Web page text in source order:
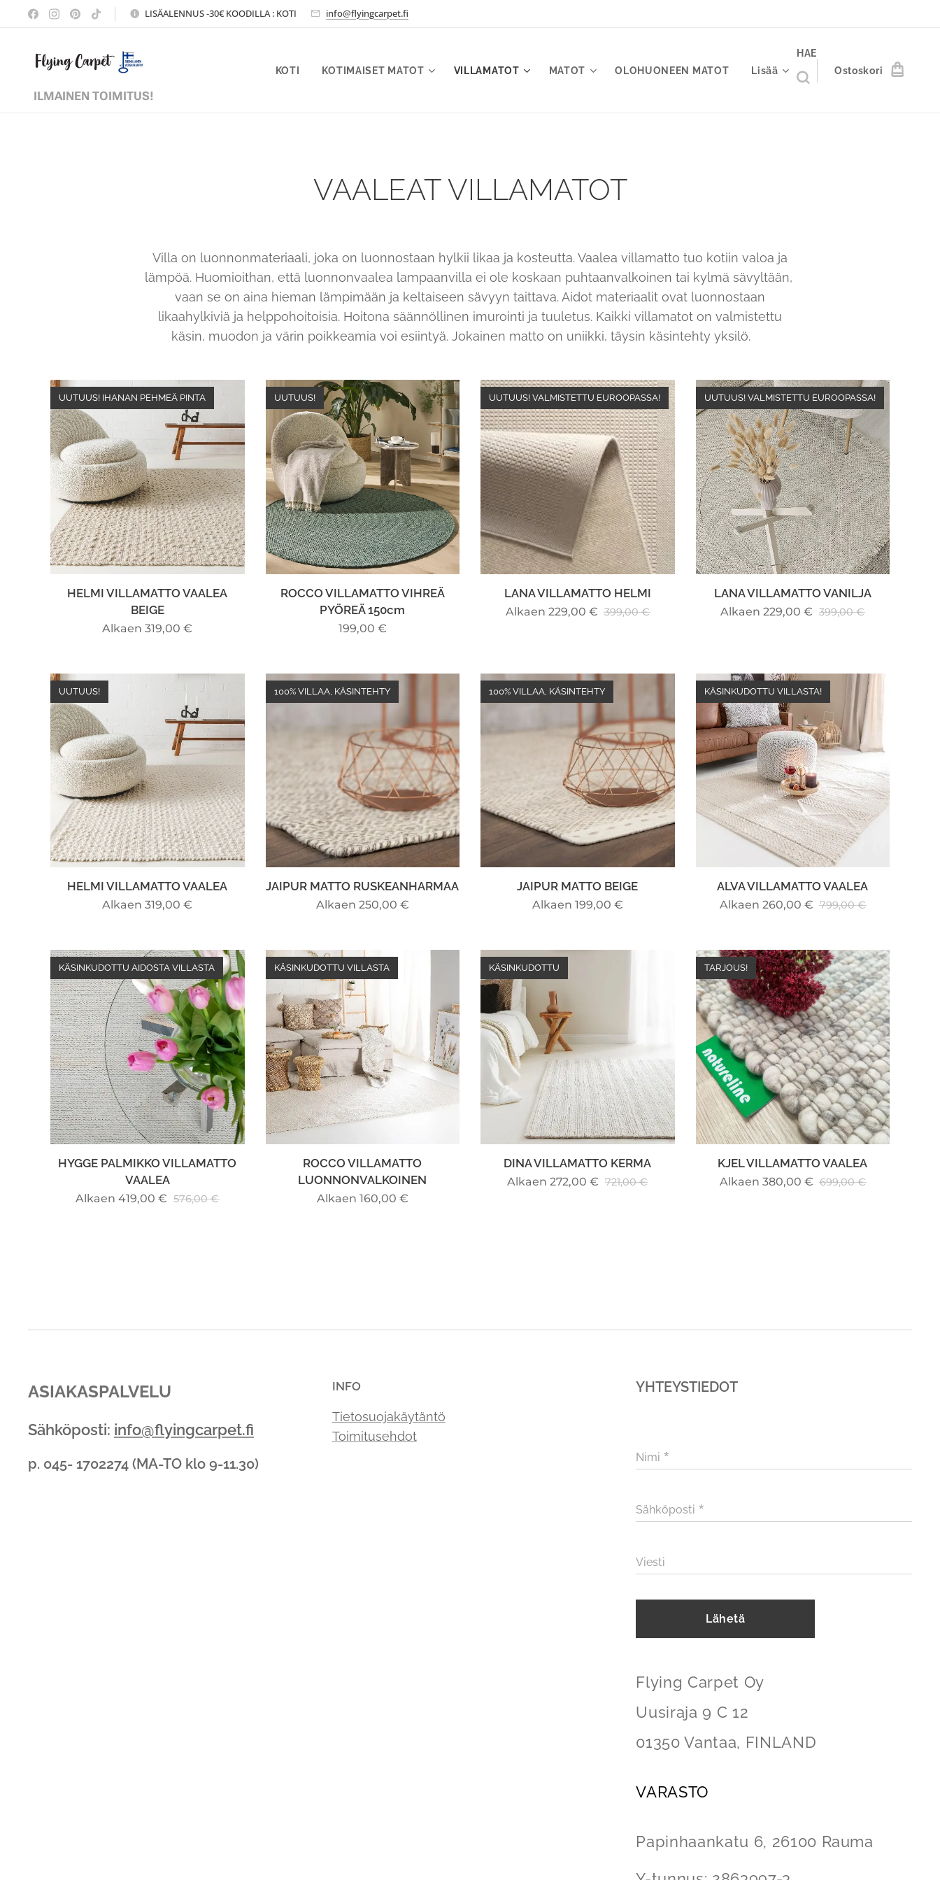
LISÄALENNUS -30€ KOODILLA : KOTI info@flyingcarpet.fi
ILMAINEN TOIMITUS!
KOTI KOTIMAISET MATOT VILLAMATOT MATOT OLOHUONEEN MATOT Lisää
HAE
Ostoskori
VAALEAT VILLAMATOT
Villa on luonnonmateriaali, joka on luonnostaan hylkii likaa ja kosteutta. Vaalea villamatto tuo kotiin valoa ja
lämpöä. Huomioithan, että luonnonvaalea lampaanvilla ei ole koskaan puhtaanvalkoinen tai kylmä sävyltään,
vaan se on aina hieman lämpimään ja keltaiseen sävyyn taittava. Aidot materiaalit ovat luonnostaan
likaahylkiviä ja helppohoitoisia. Hoitona säännöllinen imurointi ja tuuletus. Kaikki villamatot on valmistettu
käsin, muodon ja värin poikkeamia voi esiintyä. Jokainen matto on uniikki, täysin käsintehty yksilö. 🤍
HELMI VILLAMATTO VAALEA
BEIGE
UUTUUS! IHANAN PEHMEÄ PINTA
Alkaen319,00 €
ROCCO VILLAMATTO VIHREÄ
PYÖREÄ 150cm
UUTUUS!
199,00 €
LANA VILLAMATTO HELMI
UUTUUS! VALMISTETTU EUROOPASSA!
Alkaen 229,00 € 399,00€
LANA VILLAMATTO VANILJA
UUTUUS! VALMISTETTU EUROOPASSA!
Alkaen229,00 € 399,00€
HELMI VILLAMATTO VAALEA
UUTUUS!
Alkaen319,00 €
JAIPUR MATTO RUSKEANHARMAA
100% VILLAA, KÄSINTEHTY
Alkaen 250,00 €
JAIPUR MATTO BEIGE
100% VILLAA, KÄSINTEHTY
Alkaen 199,00 €
ALVA VILLAMATTO VAALEA
KÄSINKUDOTTU VILLASTA!
Alkaen 260,00 € 799,00€
HYGGE PALMIKKO VILLAMATTO
VAALEA
KÄSINKUDOTTU AIDOSTA VILLASTA
Alkaen419,00 € 576,00€
ROCCO VILLAMATTO
LUONNONVALKOINEN
KÄSINKUDOTTU VILLASTA
Alkaen 160,00 €
DINA VILLAMATTO KERMA
KÄSINKUDOTTU
Alkaen272,00 € 721,00€
KJEL VILLAMATTO VAALEA
TARJOUS!
Alkaen 380,00 € 699,00€
ASIAKASPALVELU
Sähköposti: info@flyingcarpet.fi
p. 045- 1702274 (MA-TO klo 9-11.30)
INFO
Tietosuojakäytäntö
Toimitusehdot
YHTEYSTIEDOT
Nimi
Sähköposti
Viesti
Lähetä
Flying Carpet Oy
Uusiraja 9 C 12
01350 Vantaa, FINLAND
VARASTO
Papinhaankatu 6, 26100 Rauma